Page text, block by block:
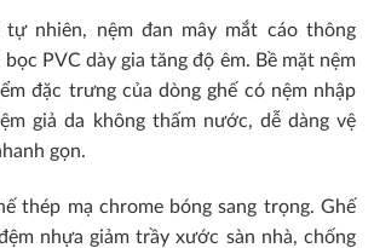
tự nhiên, nệm đan mây mắt cáo thông
PVC dày gia tăng độ êm. Bề mặt nệm
đặc trưng của dòng ghế có nệm nhập
giả da không thấm nước, dễ dàng vệ
gọn.
thép mạ chrome bóng sang trọng. Ghế
nhựa giảm trầy xước sàn nhà, chống